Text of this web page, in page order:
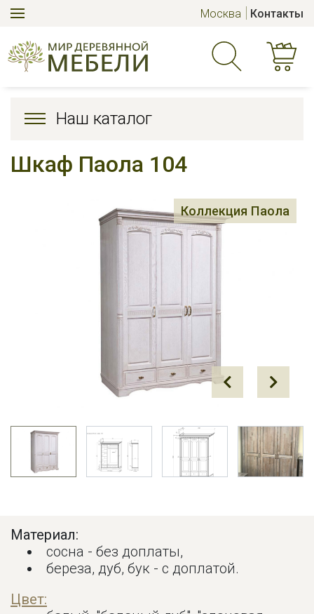
Москва Контакты
Наш каталог
Шкаф Паола 104
Коллекция Паола
Материал:
сосна - без доплаты,
береза, дуб, бук - с доплатой.
Цвет: